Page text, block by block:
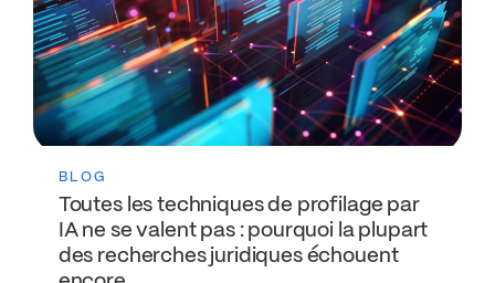
BLOG
Toutes les techniques de profilage par
IA ne se valent pas : pourquoi la plupart
des recherches juridiques échouent